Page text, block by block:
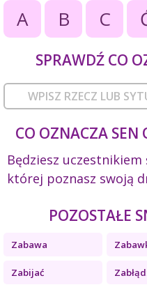
A B C
SPRAWDŹ CO
CO OZNACZA SEN
Będziesz
której poznasz swoją
POZOSTAŁE
Zabawa
Zabijać